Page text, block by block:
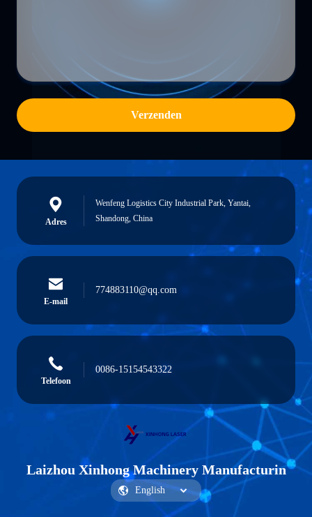
Verzenden
Adres
Wenfeng Logistics City Industrial Park, Yantai,
Shandong, China
E-mail
774883110@qq.com
Telefoon
0086-15154543322
Laizhou Xinhong Machinery Manufacturin